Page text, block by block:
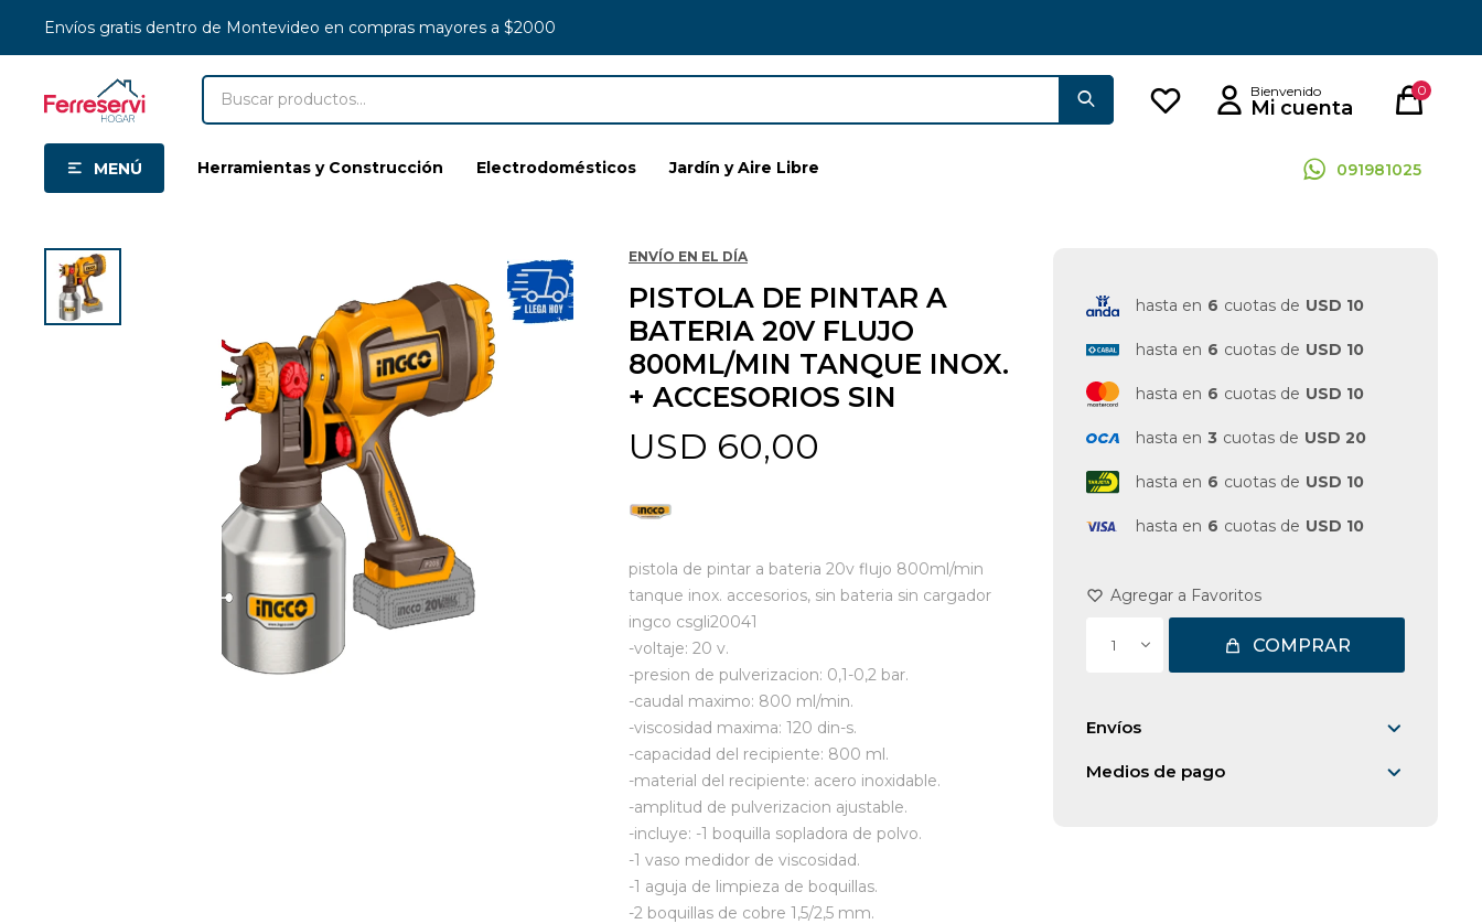
MENÚ Herramientas y Construcción Electrodomésticos Jardín y Aire Libre 091981025
0
Envíos gratis dentro de Montevideo en compras mayores a $2000
ENVÍO EN EL DÍA
PISTOLA DE PINTAR A
BATERIA 20V FLUJO
800ML/MIN TANQUE INOX.
+ ACCESORIOS SIN
USD 60,00
pistola de pintar a bateria 20v flujo 800ml/min
tanque inox. accesorios, sin bateria sin cargador
ingco csgli20041
-voltaje: 20 v.
-presion de pulverizacion: 0,1-0,2 bar.
-caudal maximo: 800 ml/min.
-viscosidad maxima: 120 din-s.
-capacidad del recipiente: 800 ml.
-material del recipiente: acero inoxidable.
-amplitud de pulverizacion ajustable.
-incluye: -1 boquilla sopladora de polvo.
-1 vaso medidor de viscosidad.
-1 aguja de limpieza de boquillas.
-2 boquillas de cobre 1,5/2,5 mm.
hasta en 6 cuotas de USD 10
hasta en 6 cuotas de USD 10
hasta en 6 cuotas de USD 10
hasta en 3 cuotas de USD 20
hasta en 6 cuotas de USD 10
hasta en 6 cuotas de USD 10
1 COMPRAR
Envíos
Medios de pago